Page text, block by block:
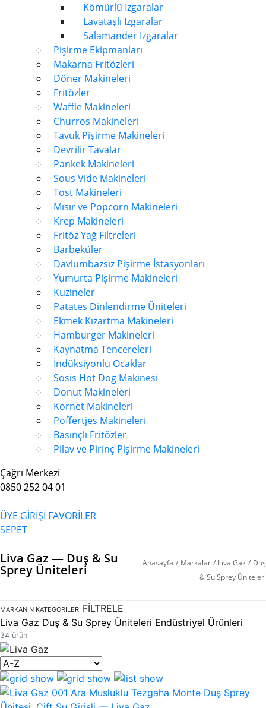
Kömürlü Izgaralar
Lavataşlı Izgaralar
Salamander Izgaralar
Pişirme Ekipmanları
Makarna Fritözleri
Döner Makineleri
Fritözler
Waffle Makineleri
Churros Makineleri
Tavuk Pişirme Makineleri
Devrilir Tavalar
Pankek Makineleri
Sous Vide Makineleri
Tost Makineleri
Mısır ve Popcorn Makineleri
Krep Makineleri
Fritöz Yağ Filtreleri
Barbeküler
Davlumbazsız Pişirme İstasyonları
Yumurta Pişirme Makineleri
Kuzineler
Patates Dinlendirme Üniteleri
Ekmek Kızartma Makineleri
Hamburger Makineleri
Kaynatma Tencereleri
İndüksiyonlu Ocaklar
Sosis Hot Dog Makinesi
Donut Makineleri
Kornet Makineleri
Poffertjes Makineleri
Basınçlı Fritözler
Pilav ve Pirinç Pişirme Makineleri
Çağrı Merkezi
0850 252 04 01
ÜYE GİRİŞİ FAVORİLER
SEPET
Liva Gaz — Duş & Su
Sprey Üniteleri Anasayfa / Markalar / Liva Gaz / Duş
& Su Sprey Üniteleri
MARKANIN KATEGORILERI FİLTRELE
Liva Gaz Duş & Su Sprey Üniteleri Endüstriyel Ürünleri
34 ürün